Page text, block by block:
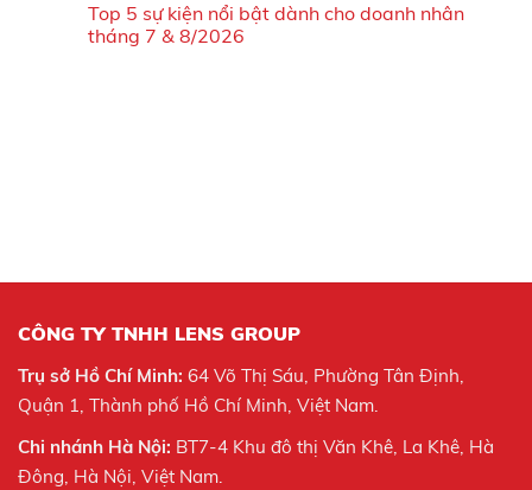
Top 5 sự kiện nổi bật dành cho doanh nhân
tháng 7 & 8/2026
CÔNG TY TNHH LENS GROUP
Trụ sở Hồ Chí Minh: 64 Võ Thị Sáu, Phường Tân Định,
Quận 1, Thành phố Hồ Chí Minh, Việt Nam.
Chi nhánh Hà Nội: BT7-4 Khu đô thị Văn Khê, La Khê, Hà
Đông, Hà Nội, Việt Nam.